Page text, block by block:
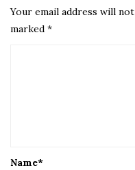
Your email address will
marked *
Name*